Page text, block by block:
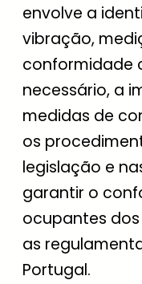
envolve a
vibração,
conformidade
necessário, a
medidas de
os
legislação e
garantir o
ocupantes
as
Portugal.